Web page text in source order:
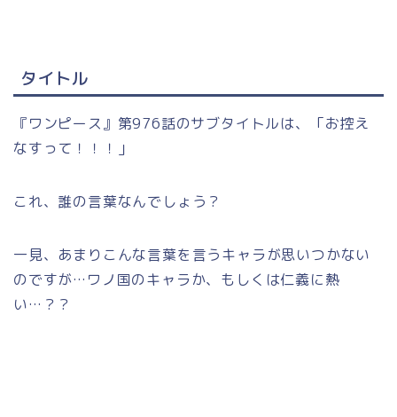
タイトル
『ワンピース』第976話のサブタイトルは、「お控え
なすって！！！」
これ、誰の言葉なんでしょう？
一見、あまりこんな言葉を言うキャラが思いつかない
のですが…ワノ国のキャラか、もしくは仁義に熱
い…？？